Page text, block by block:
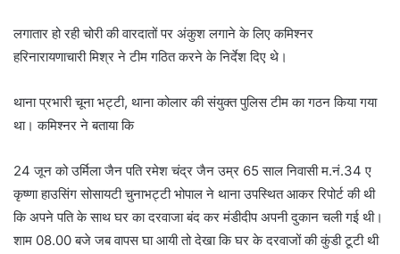
लगातार हो रही चोरी की वारदातों पर अंकुश लगाने के लिए कमिश्नर
हरिनारायणाचारी मिश्र ने टीम गठित करने के निर्देश दिए थे।
थाना प्रभारी चूना भट्टी, थाना कोलार की संयुक्त पुलिस टीम का गठन किया गया
था। कमिश्नर ने बताया कि
24 जून को उर्मिला जैन पति रमेश चंद्र जैन उम्र 65 साल निवासी म.नं.34 ए
कृष्णा हाउसिंग सोसायटी चुनाभट्टी भोपाल ने थाना उपस्थित आकर रिपोर्ट की थी
कि अपने पति के साथ घर का दरवाजा बंद कर मंडीदीप अपनी दुकान चली गई थी।
शाम 08.00 बजे जब वापस घा आयी तो देखा कि घर के दरवाजों की कुंडी टूटी थी